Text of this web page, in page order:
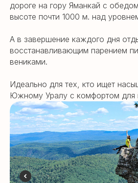
дороге на гору Яманкай с
высоте почти 1000 м. над
А в завершение каждого дня
восстанавливающим парением
вениками.
Идеально для тех, кто ищет
Южному Уралу с комфортом для